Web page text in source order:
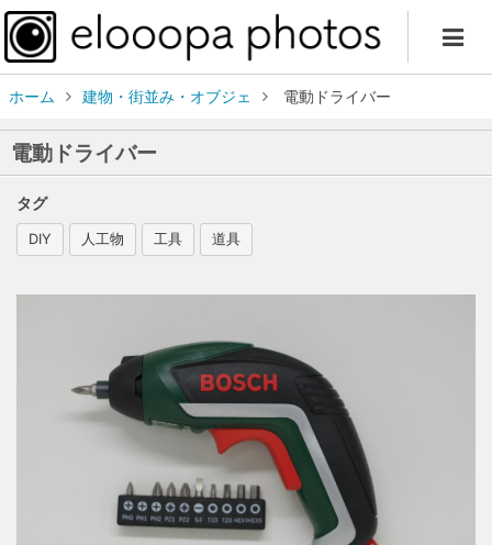
ホーム 建物・街並み・オブジェ 電動ドライバー
電動ドライバー
タグ
DIY 人工物 工具 道具